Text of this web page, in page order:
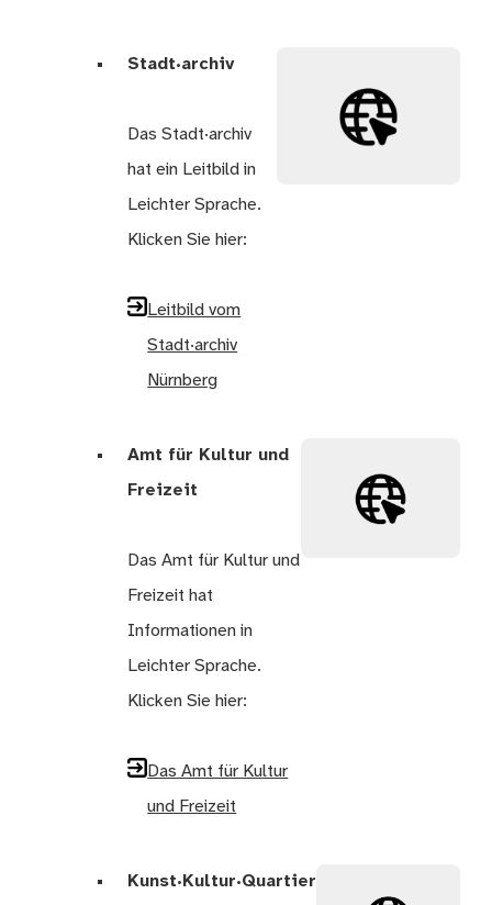
Stadt·archiv
Das Stadt·archiv
hat ein Leitbild in
Leichter Sprache.
Klicken Sie hier:
Leitbild vom
Stadt·archiv
Nürnberg
Amt für Kultur und
Freizeit
Das Amt für Kultur und
Freizeit hat
Informationen in
Leichter Sprache.
Klicken Sie hier:
Das Amt für Kultur
und Freizeit
Kunst·Kultur·Quartier